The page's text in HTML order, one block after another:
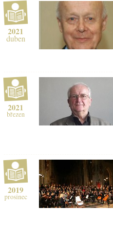
2021
duben
2021
březen
2019
prosinec